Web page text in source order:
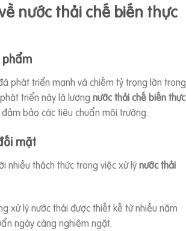
nước thải chế biến thực
phẩm
phát triển mạnh và chiếm tỷ trọng lớn trong
triển này là lượng nước thải chế biến thực
bảo các tiêu chuẩn môi trường.
mặt
nhiều thách thức trong việc xử lýnước thải
xử lý nước thải được thiết kế từ nhiều năm
ngày càng nghiêm ngặt.